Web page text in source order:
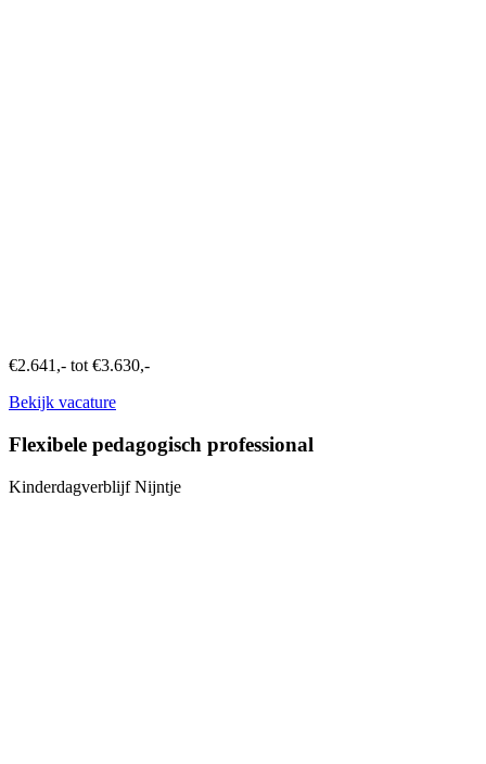
€2.641,- tot €3.630,-
Bekijk vacature
Flexibele pedagogisch professional
Kinderdagverblijf Nijntje